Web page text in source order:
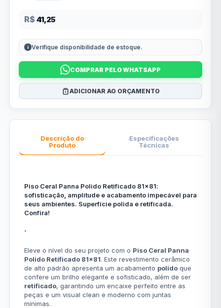
R$ 41,25
Verifique disponibilidade de estoque.
COMPRAR PELO WHATSAPP
ADICIONAR AO ORÇAMENTO
Descrição do
Produto
Especificações
Técnicas
Piso Ceral Panna Polido Retificado 81x81:
sofisticação, amplitude e acabamento impecável para
seus ambientes. Superfície polida e retificada.
Confira!
'
Eleve o nível do seu projeto com o Piso Ceral Panna
Polido Retificado 81x81. Este revestimento cerâmico
de alto padrão apresenta um acabamento polido que
confere um brilho elegante e sofisticado, além de ser
retificado, garantindo um encaixe perfeito entre as
peças e um visual clean e moderno com juntas
mínimas.